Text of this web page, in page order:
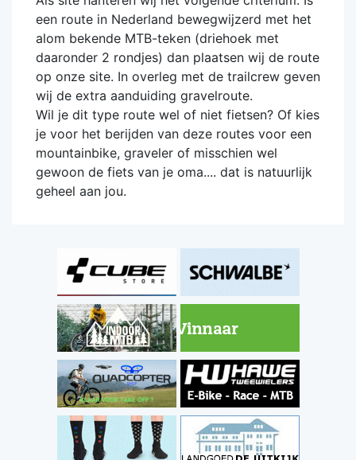
een route in Nederland bewegwijzerd met het
alom bekende MTB-teken (driehoek met
daaronder 2 rondjes) dan plaatsen wij de route
op onze site. In overleg met de trailcrew geven
wij de extra aanduiding gravelroute.
Wil je dit type route wel of niet fietsen? Of kies
je voor het berijden van deze routes voor een
mountainbike, graveler of misschien wel
gewoon de fiets van je oma.... dat is natuurlijk
geheel aan jou.